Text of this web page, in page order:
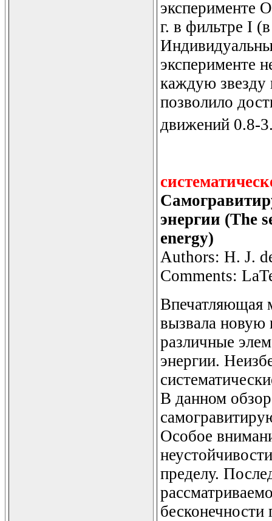
эксперименте
г. в фильтре I
эксперименте
каждую звезду
позволило
движений 0.8-
энергии (The
energy)
Authors: H. J.
Comments:
Впечатляющая
вызвала новую
различные
энергии.
В данном
Особое
пределу.